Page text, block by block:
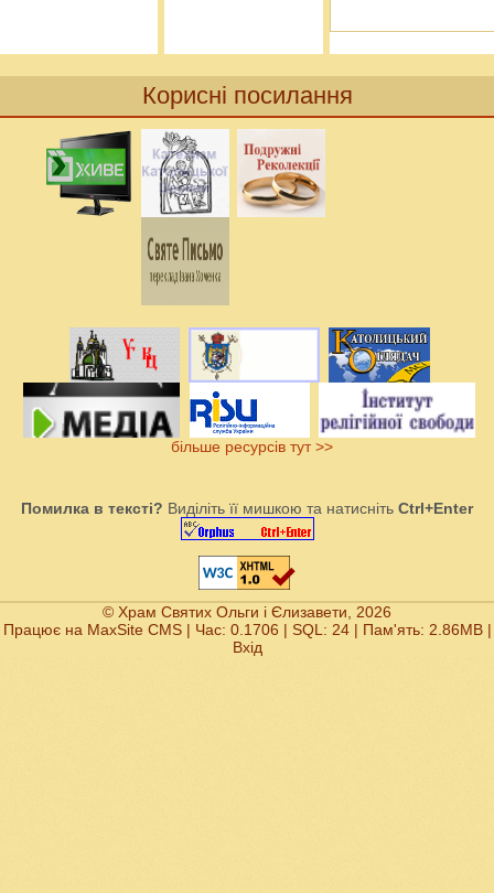
Корисні посилання
більше ресурсів тут >>
Помилка в тексті? Виділіть її мишкою та натисніть Ctrl+Enter
© Храм Святих Ольги і Єлизавети, 2026
Працює на MaxSite CMS| Час: 0.1706 | SQL: 24 | Пам'ять: 2.86MB|
Вхід